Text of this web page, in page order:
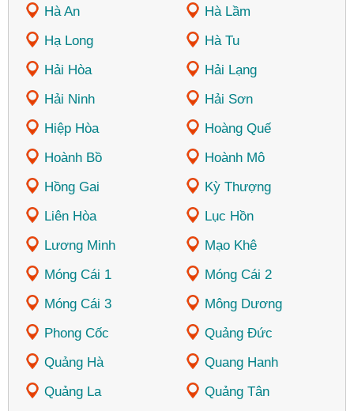
Hà An
Hà Lầm
Hạ Long
Hà Tu
Hải Hòa
Hải Lạng
Hải Ninh
Hải Sơn
Hiệp Hòa
Hoàng Quế
Hoành Bồ
Hoành Mô
Hồng Gai
Kỳ Thượng
Liên Hòa
Lục Hồn
Lương Minh
Mạo Khê
Móng Cái 1
Móng Cái 2
Móng Cái 3
Mông Dương
Phong Cốc
Quảng Đức
Quảng Hà
Quang Hanh
Quảng La
Quảng Tân